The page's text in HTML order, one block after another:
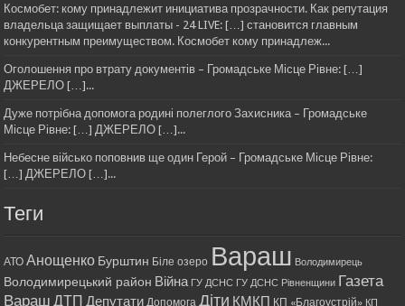
Космобет: кому принадлежит инициатива прозрачности. Как репутация
владельца защищает выплаты - 24 LIVE: […] становится главным
конкурентным преимуществом. Космобет кому принадлеж...
Оголошення про втрату документів – Громадське Місце Рівне: […]
ДЖЕРЕЛО […]...
Дуже потрібна допомога родині полеглого Захисника – Громадське
Місце Рівне: […] ДЖЕРЕЛО […]...
Небесне військо поповнив ще один Герой – Громадське Місце Рівне:
[…] ДЖЕРЕЛО […]...
Теги
АТО Анощенко Бурштин Біле озеро Вараш Володимирець
Володимирецький район Війна ГУ ДСНС ГУ ДСНС Рівненщини Газета
Вараш ДТП Депутати Допомога Діти КМКП КП «Благоустрій» КП